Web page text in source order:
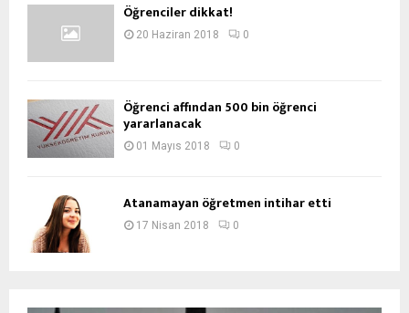
Öğrenciler dikkat!
20 Haziran 2018 0
Öğrenci affından 500 bin öğrenci
yararlanacak
01 Mayıs 2018 0
Atanamayan öğretmen intihar etti
17 Nisan 2018 0